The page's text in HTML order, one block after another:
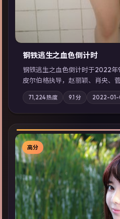
钢铁逃生之血色倒计时
钢铁逃生之血色倒计时于2022
皮尔伯格执导，赵丽颖、肖央、
叙事主轴，失踪人口档案牵出跨
地域气质；站内亦可通过「国产
展检索同类型高分佳作，畅享高
71,224热度 9.1 分 2022-01-
高分